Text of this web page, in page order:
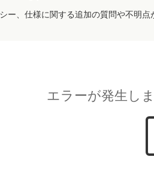
ー、仕様に関する追加の質問や不明
エラーが発生し